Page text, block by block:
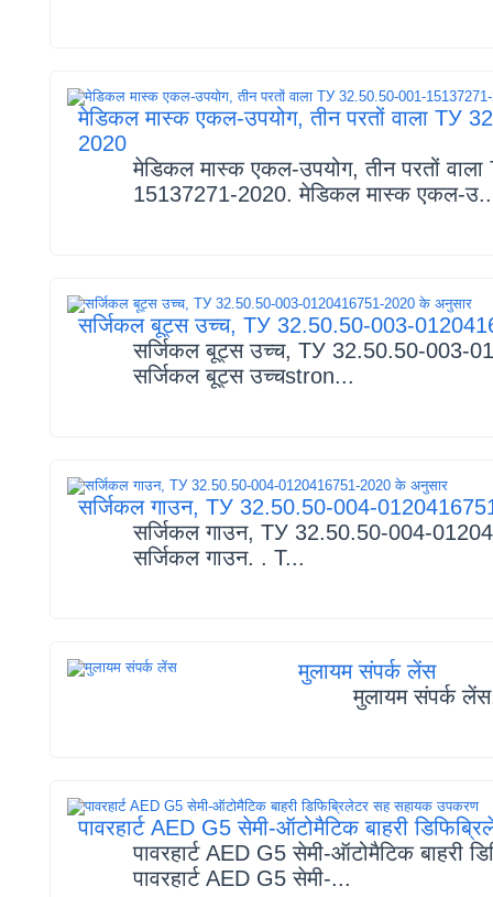
मेडिकल मास्क एकल-उपयोग, तीन परतों वाला TУ
2020
मेडिकल मास्क एकल-उपयोग, तीन परतों
15137271-2020. मेडिकल मास्क एकल-
सर्जिकल बूट्स उच्च, TУ 32.50.50-003-
सर्जिकल बूट्स उच्च, TУ 32.50.50-003-
सर्जिकल बूट्स उच्चstron...
सर्जिकल गाउन, TУ 32.50.50-004-
सर्जिकल गाउन, TУ 32.50.50-004-
सर्जिकल गाउन. . T...
मुलायम संपर्क लेंस
मुलायम संपर्क
पावरहार्ट AED G5 सेमी-ऑटोमैटिक बाहरी
पावरहार्ट AED G5 सेमी-ऑटोमैटिक बाहरी
पावरहार्ट AED G5 सेमी-...